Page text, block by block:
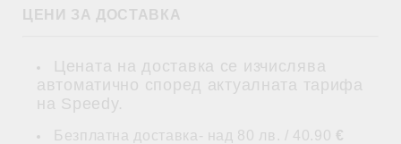
ЦЕНИ ЗА ДОСТАВКА
Цената на доставка се изчислява
автоматично според актуалната тарифа
на Speedy.
Безплатна доставка- над 80 лв. / 40.90 €